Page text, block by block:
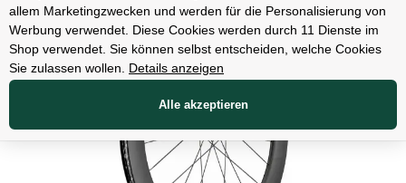
allem Marketingzwecken und werden für die Personalisierung von
Werbung verwendet. Diese Cookies werden durch 11 Dienste im
Shop verwendet. Sie können selbst entscheiden, welche Cookies
Sie zulassen wollen.
Details anzeigen
Alle akzeptieren